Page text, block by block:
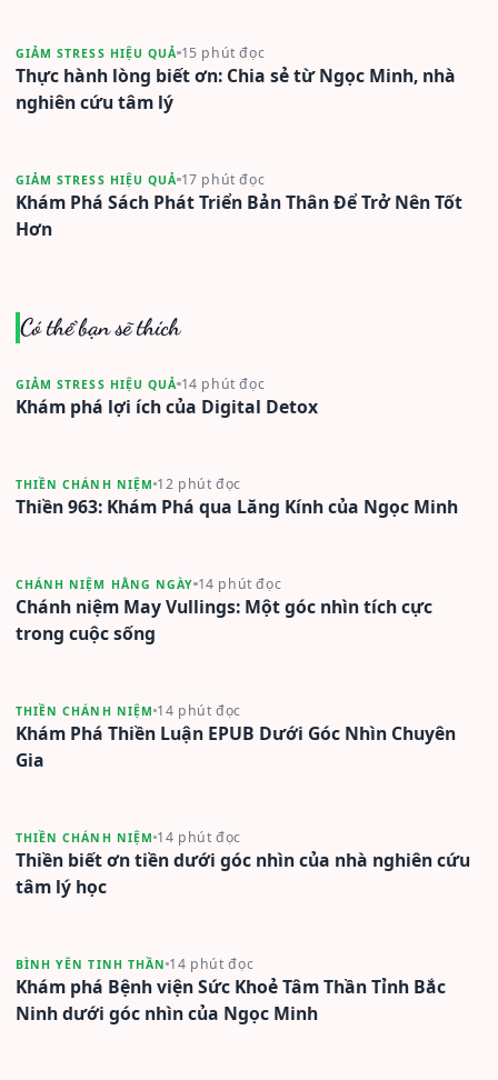
GIẢM STRESS HIỆU QUẢ 15 phút đọc
Thực hành lòng biết ơn: Chia sẻ từ Ngọc Minh, nhà
nghiên cứu tâm lý
GIẢM STRESS HIỆU QUẢ 17 phút đọc
Khám Phá Sách Phát Triển Bản Thân Để Trở Nên Tốt
Hơn
Có thể bạn sẽ thích
GIẢM STRESS HIỆU QUẢ 14 phút đọc
Khám phá lợi ích của Digital Detox
THIỀN CHÁNH NIỆM 12 phút đọc
Thiền 963: Khám Phá qua Lăng Kính của Ngọc Minh
CHÁNH NIỆM HẰNG NGÀY 14 phút đọc
Chánh niệm May Vullings: Một góc nhìn tích cực
trong cuộc sống
THIỀN CHÁNH NIỆM 14 phút đọc
Khám Phá Thiền Luận EPUB Dưới Góc Nhìn Chuyên
Gia
THIỀN CHÁNH NIỆM 14 phút đọc
Thiền biết ơn tiền dưới góc nhìn của nhà nghiên cứu
tâm lý học
BÌNH YÊN TINH THẦN 14 phút đọc
Khám phá Bệnh viện Sức Khoẻ Tâm Thần Tỉnh Bắc
Ninh dưới góc nhìn của Ngọc Minh